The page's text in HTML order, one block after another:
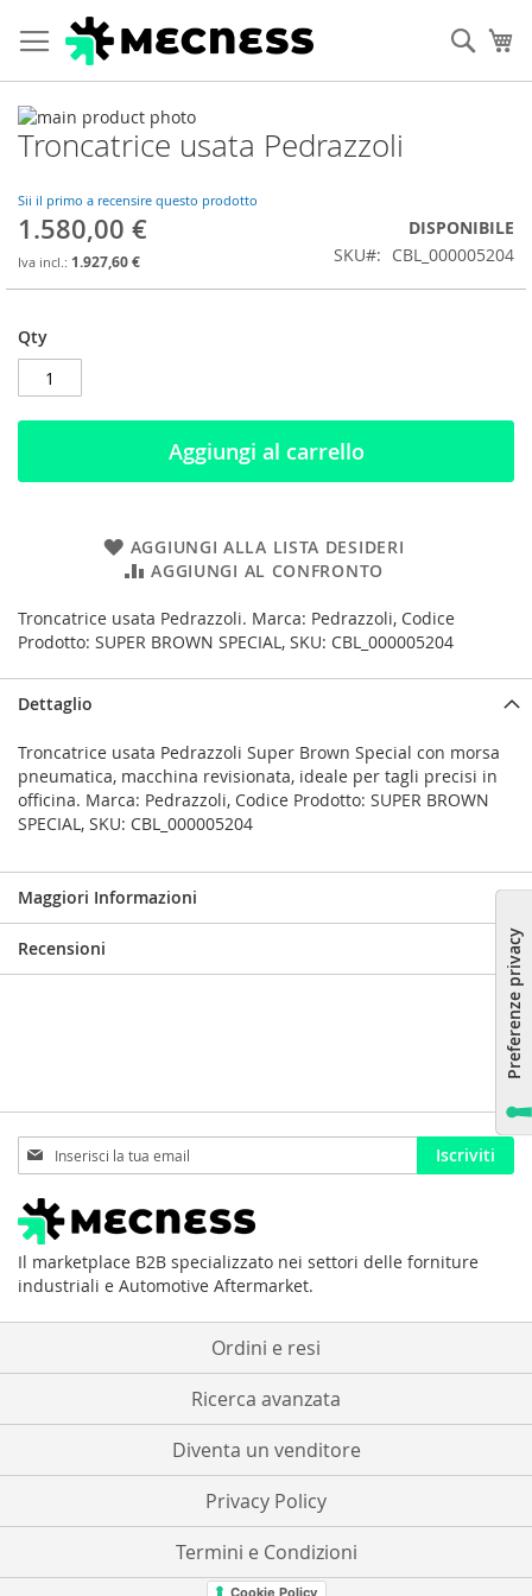
Cerca
Vai
alla
fine
galleria
di
immagini
Vai
all'inizio
galleria
di
immagini
Troncatrice usata Pedrazzoli
Sii il primo a recensire questo prodotto
1.580,00 €
1.927,60 €
DISPONIBILE
SKU
CBL_000005204
Qty
Aggiungi al carrello
AGGIUNGI ALLA LISTA DESIDERI
AGGIUNGI AL CONFRONTO
Troncatrice usata Pedrazzoli. Marca: Pedrazzoli, Codice
Prodotto: SUPER BROWN SPECIAL, SKU: CBL_000005204
Dettaglio
Troncatrice usata Pedrazzoli Super Brown Special con morsa
pneumatica, macchina revisionata, ideale per tagli precisi in
officina. Marca: Pedrazzoli, Codice Prodotto: SUPER BROWN
SPECIAL, SKU: CBL_000005204
Maggiori Informazioni
Recensioni
Iscriviti
alla
nostra
Newsletter:
Iscriviti
Il marketplace B2B specializzato nei settori delle forniture
industriali e Automotive Aftermarket.
Ordini e resi
Ricerca avanzata
Diventa un venditore
Privacy Policy
Termini e Condizioni